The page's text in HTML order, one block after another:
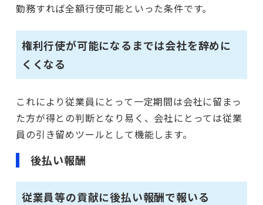
勤務すれば全額行使可能といった条件です。
権利行使が可能になるまでは会社を辞めに
くくなる
これにより従業員にとって一定期間は会社に留まっ
た方が得との判断となり易く、会社にとっては従業
員の引き留めツールとして機能します。
後払い報酬
従業員等の貢献に後払い報酬で報いる